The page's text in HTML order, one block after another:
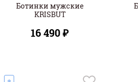
Ботинки мужские
KRISBUT
16 490 ₽